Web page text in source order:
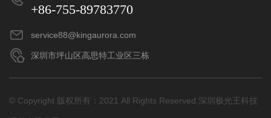
+86-755-89783770
service88@kingaurora.com
深圳市坪山区高思特工业区三栋
© Copyright 版权所有：2021 All Rights Reserved.深圳极光王科技